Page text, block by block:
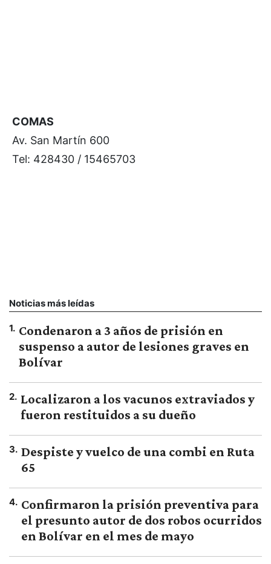
COMAS
Av. San Martín 600
Tel: 428430 / 15465703
Noticias más leídas
1. Condenaron a 3 años de prisión en
suspenso a autor de lesiones graves en
Bolívar
2. Localizaron a los vacunos extraviados y
fueron restituidos a su dueño
3. Despiste y vuelco de una combi en Ruta
65
4. Confirmaron la prisión preventiva para
el presunto autor de dos robos ocurridos
en Bolívar en el mes de mayo